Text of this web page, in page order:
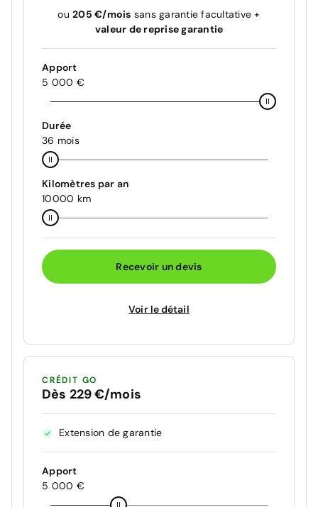
ou205 €/mois sans garantie facultative +
valeur de reprise garantie
Apport
5 000 €
Durée
36 mois
Kilomètres par an
10000 km
Recevoir un devis
Voir le détail
CRÉDIT GO
Dès 229 €/mois
Extension de garantie
Apport
5 000 €